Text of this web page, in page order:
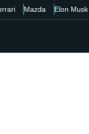
Mazda Elon Musk